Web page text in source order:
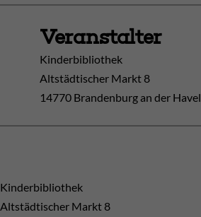
Veranstalter
Kinderbibliothek
Altstädtischer Markt 8
14770 Brandenburg an der Havel
Kinderbibliothek
Altstädtischer Markt 8